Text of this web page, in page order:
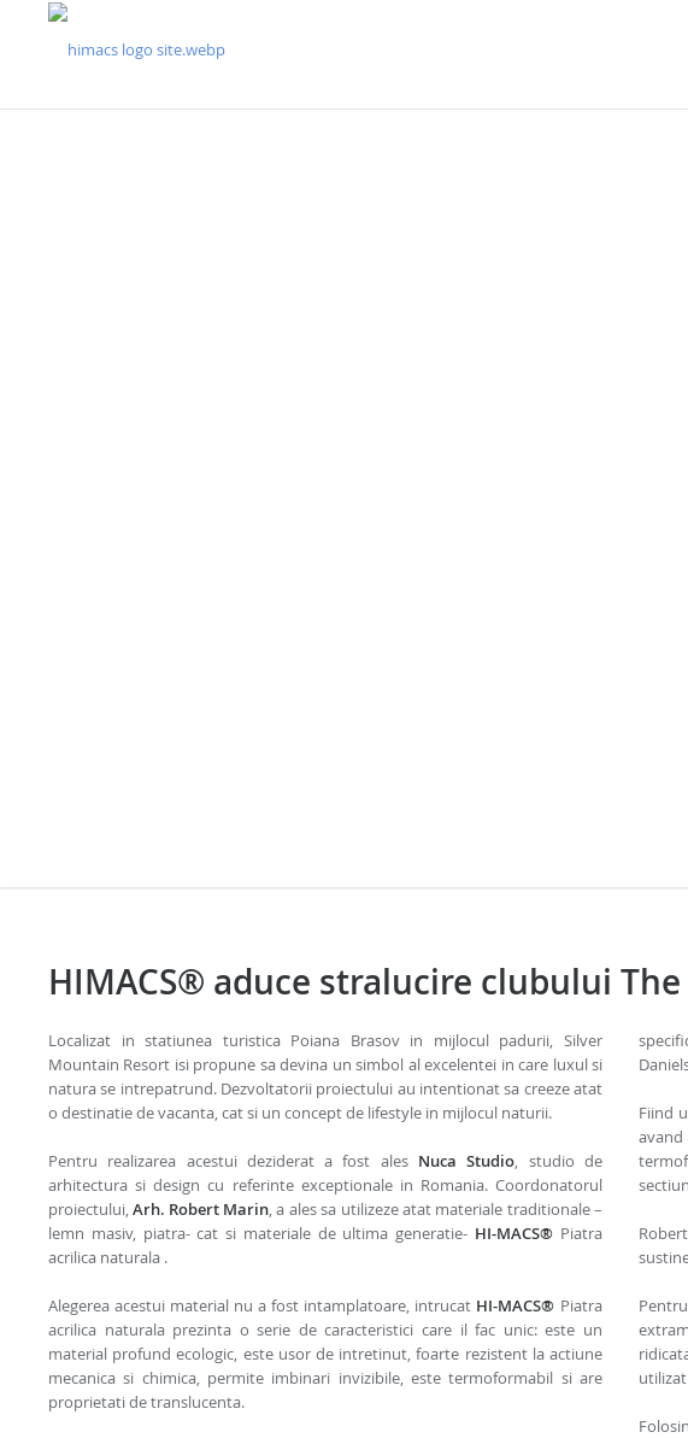
HIMACS® aduce stralucire clubului
Localizat in statiunea turistica Poiana Brasov in mijlocul padurii, Silver
Mountain Resort isi propune sa devina un simbol al excelentei in care luxul si
natura se intrepatrund. Dezvoltatorii proiectului au intentionat sa creeze atat
o destinatie de vacanta, cat si un concept de lifestyle in mijlocul naturii.
Pentru realizarea acestui deziderat a fost ales Nuca Studio, studio de
arhitectura si design cu referinte exceptionale in Romania. Coordonatorul
proiectului,Arh. Robert Marin, a ales sa utilizeze atat materiale traditionale –
lemn masiv, piatra- cat si materiale de ultima generatie- HI-MACS® Piatra
acrilica naturala .
Alegerea acestui material nu a fost intamplatoare, intrucat HI-MACS® Piatra
acrilica naturala prezinta o serie de caracteristici care il fac unic: este un
material profund ecologic, este usor de intretinut, foarte rezistent la actiune
mecanica si chimica, permite imbinari invizibile, este termoformabil si are
proprietati de translucenta.
Fiind